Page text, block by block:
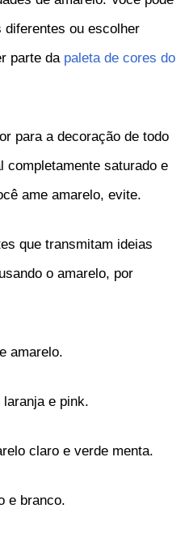
ou escolher
parte da paleta de cores do
para a decoração de todo
completamente saturado e
ame amarelo, evite.
que transmitam ideias
o amarelo, por
amarelo.
e pink.
claro e verde menta.
e branco.